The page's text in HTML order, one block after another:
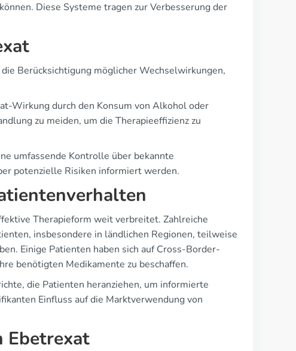
Diese Systeme tragen zur Verbesserung der
Berücksichtigung möglicher Wechselwirkungen,
Wirkung durch den Konsum von Alkohol oder
zu meiden, um die Therapieeffizienz zu
umfassende Kontrolle über bekannte
potenzielle Risiken informiert werden.
Therapieform weit verbreitet. Zahlreiche
insbesondere in ländlichen Regionen, teilweise
Einige Patienten haben sich auf Cross-Border-
benötigten Medikamente zu beschaffen.
die Patienten heranziehen, um informierte
Einfluss auf die Marktverwendung von
Ebetrexat